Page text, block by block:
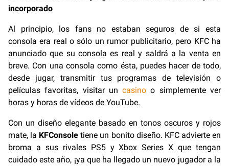
incorporado
Al principio, los fans no estaban seguros de si esta
consola era real o sólo un rumor publicitario, pero KFC ha
anunciado que su consola es real y saldrá a la venta en
breve. Con una consola como ésta, puedes hacer de todo,
desde jugar, transmitir tus programas de televisión o
películas favoritas, visitar uncasino o simplemente ver
horas y horas de vídeos de YouTube.
Con un diseño elegante basado en tonos oscuros y rojos
mate, la KFConsole tiene un bonito diseño. KFC advierte en
broma a sus rivales PS5 y Xbox Series X que tengan
cuidado este año, ¡ya que ha llegado un nuevo jugador a la